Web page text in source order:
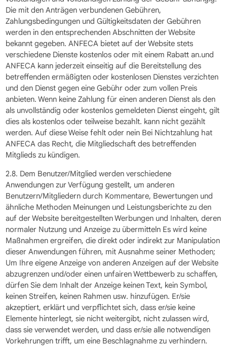
Die mit den Anträgen verbundenen Gebühren,
Zahlungsbedingungen und Gültigkeitsdaten der Gebühren
werden in den entsprechenden Abschnitten der Website
bekannt gegeben. ANFECA bietet auf der Website stets
verschiedene Dienste kostenlos oder mit einem Rabatt an.und
ANFECA kann jederzeit einseitig auf die Bereitstellung des
betreffenden ermäßigten oder kostenlosen Dienstes verzichten
und den Dienst gegen eine Gebühr oder zum vollen Preis
anbieten. Wenn keine Zahlung für einen anderen Dienst als den
als unvollständig oder kostenlos gemeldeten Dienst eingeht, gilt
dies als kostenlos oder teilweise bezahlt. kann nicht gezählt
werden. Auf diese Weise fehlt oder nein Bei Nichtzahlung hat
ANFECA das Recht, die Mitgliedschaft des betreffenden
Mitglieds zu kündigen.
2.8. Dem Benutzer/Mitglied werden verschiedene
Anwendungen zur Verfügung gestellt, um anderen
Benutzern/Mitgliedern durch Kommentare, Bewertungen und
ähnliche Methoden Meinungen und Leistungsberichte zu den
auf der Website bereitgestellten Werbungen und Inhalten, deren
normaler Nutzung und Anzeige zu übermitteln Es wird keine
Maßnahmen ergreifen, die direkt oder indirekt zur Manipulation
dieser Anwendungen führen, mit Ausnahme seiner Methoden;
Um Ihre eigene Anzeige von anderen Anzeigen auf der Website
abzugrenzen und/oder einen unfairen Wettbewerb zu schaffen,
dürfen Sie dem Inhalt der Anzeige keinen Text, kein Symbol,
keinen Streifen, keinen Rahmen usw. hinzufügen. Er/sie
akzeptiert, erklärt und verpflichtet sich, dass er/sie keine
Elemente hinterlegt, sie nicht weitergibt, nicht zulassen wird,
dass sie verwendet werden, und dass er/sie alle notwendigen
Vorkehrungen trifft, um eine Beschlagnahme zu verhindern.